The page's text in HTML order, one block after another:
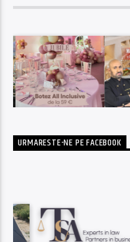
URMARESTE-NE PE FACEBOOK